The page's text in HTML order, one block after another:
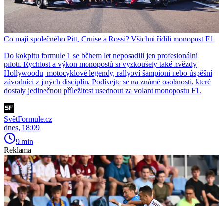
Co mají společného Pitt, Cruise a Rossi? Všichni řídili monopost F1
Do kokpitu formule 1 se během let neposadili jen profesionální
piloti. Rychlost a výkon monopostů si vyzkoušely také hvězdy
Hollywoodu, motocyklové legendy, rallyoví šampioni nebo úspěšní
závodníci z jiných disciplín. Podívejte se na známé osobnosti, které
dostaly jedinečnou příležitost usednout za volant monopostu F1.
SvětFormule.cz
dnes, 18:09
9 min
Reklama